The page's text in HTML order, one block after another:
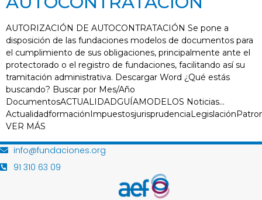
AUTORIZACIÓN DE AUTOCONTRATACIÓN Se pone a
disposición de las fundaciones modelos de documentos para
el cumplimiento de sus obligaciones, principalmente ante el
protectorado o el registro de fundaciones, facilitando así su
tramitación administrativa. Descargar Word ¿Qué estás
buscando? Buscar por Mes/Año
DocumentosACTUALIDADGUÍAMODELOS Noticias…
VER MÁS
info@fundaciones.org
91 310 63 09